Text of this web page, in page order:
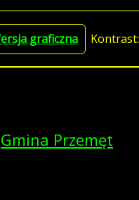
graficzna Kontrast:
Gmina Przemęt